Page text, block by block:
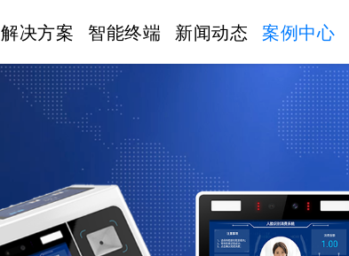
解决方案 智能终端 新闻动态 案例中心